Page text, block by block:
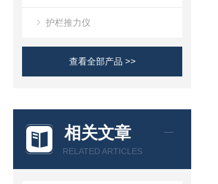
护栏推力仪
查看全部产品 >>
相关文章
RELATED ARTICLES